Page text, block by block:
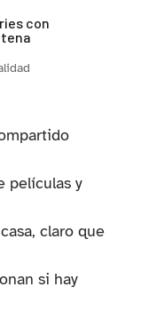
con
películas y
claro que
si hay